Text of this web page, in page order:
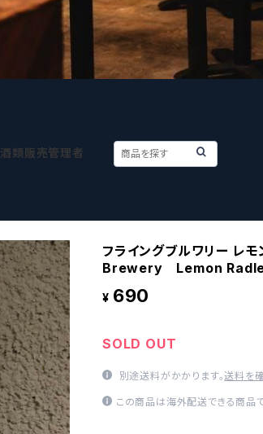
酒類販売管理者
フライングブルワリー レ
Brewery Lemon
¥ 690
SOLD OUT
別途送料がかかります。送料を
この商品は海外配送できる商品で